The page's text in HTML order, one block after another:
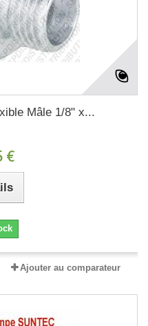
Mâle 1/8" x...
€
Ajouter au comparateur